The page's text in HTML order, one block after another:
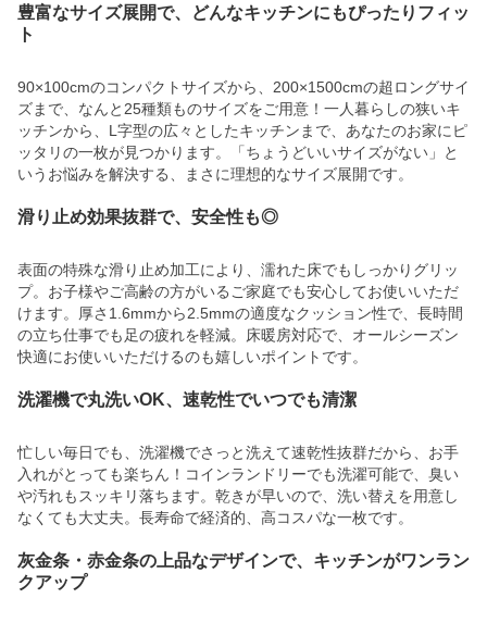
豊富なサイズ展開で、どんなキッチンにもぴったりフィッ
ト
90×100cmのコンパクトサイズから、200×1500cmの超ロングサイ
ズまで、なんと25種類ものサイズをご用意！一人暮らしの狭いキ
ッチンから、L字型の広々としたキッチンまで、あなたのお家にピ
ッタリの一枚が見つかります。「ちょうどいいサイズがない」と
いうお悩みを解決する、まさに理想的なサイズ展開です。
滑り止め効果抜群で、安全性も◎
表面の特殊な滑り止め加工により、濡れた床でもしっかりグリッ
プ。お子様やご高齢の方がいるご家庭でも安心してお使いいただ
けます。厚さ1.6mmから2.5mmの適度なクッション性で、長時間
の立ち仕事でも足の疲れを軽減。床暖房対応で、オールシーズン
快適にお使いいただけるのも嬉しいポイントです。
洗濯機で丸洗いOK、速乾性でいつでも清潔
忙しい毎日でも、洗濯機でさっと洗えて速乾性抜群だから、お手
入れがとっても楽ちん！コインランドリーでも洗濯可能で、臭い
や汚れもスッキリ落ちます。乾きが早いので、洗い替えを用意し
なくても大丈夫。長寿命で経済的、高コスパな一枚です。
灰金条・赤金条の上品なデザインで、キッチンがワンラン
クアップ